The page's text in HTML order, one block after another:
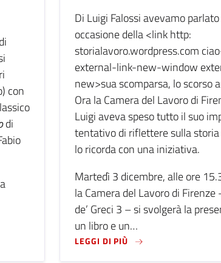
con
di
AL BOOKCITY LA STORIA DEL LAVORO
Di Luigi Falossi avevamo
occasione della <link http:
storialavoro.wordpress.com
external-link-new-window
new>sua scomparsa, lo scorso
Ora la Camera del Lavoro di
Luigi aveva speso tutto il suo
tentativo di riflettere sulla storia
lo ricorda con una iniziativa.
Martedì 3 dicembre, alle ore
la Camera del Lavoro di Firenze
de’ Greci 3 – si svolgerà la
un libro e un…
LEGGI DI PIÙ LEGGI DI PIÙ SU